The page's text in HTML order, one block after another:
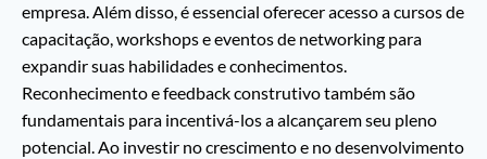
empresa. Além disso, é essencial oferecer acesso a cursos de
capacitação, workshops e eventos de networking para
expandir suas habilidades e conhecimentos.
Reconhecimento e feedback construtivo também são
fundamentais para incentivá-los a alcançarem seu pleno
potencial. Ao investir no crescimento e no desenvolvimento